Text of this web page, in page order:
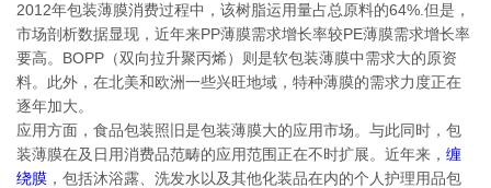
2012年包装薄膜消费过程中，该树脂运用量占总原料的64%.但是，
市场剖析数据显现，近年来PP薄膜需求增长率较PE薄膜需求增长率
要高。BOPP（双向拉升聚丙烯）则是软包装薄膜中需求大的原资
料。此外，在北美和欧洲一些兴旺地域，特种薄膜的需求力度正在
逐年加大。
应用方面，食品包装照旧是包装薄膜大的应用市场。与此同时，包
装薄膜在及日用消费品范畴的应用范围正在不时扩展。近年来， 缠
绕膜 ，包括沐浴露、洗发水以及其他化装品在内的个人护理用品包